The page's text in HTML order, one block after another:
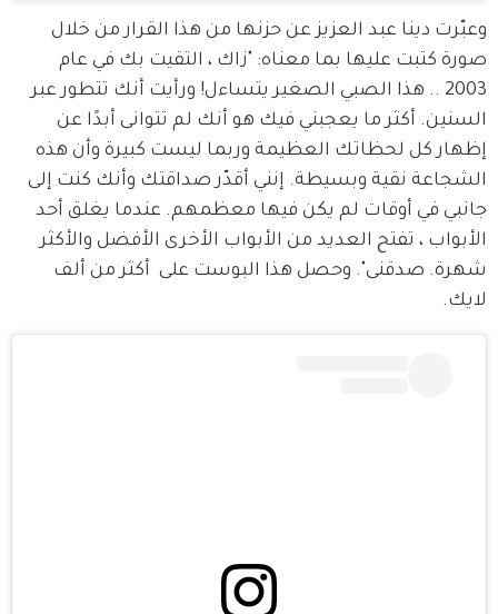
وعبّرت دينا عبد العزيز عن حزنها من هذا القرار من خلال
صورة كتبت عليها بما معناه: "زاك ، التقيت بك في عام
2003 .. هذا الصبي الصغير يتساءل! ورأيت أنك تتطور عبر
السنين. أكثر ما يعجبني فيك هو أنك لم تتوانى أبدًا عن
إظهار كل لحظاتك العظيمة وربما ليست كبيرة وأن هذه
الشجاعة نقية وبسيطة. إنني أقدّر صداقتك وأنك كنت إلى
جانبي في أوقات لم يكن فيها معظمهم. عندما يغلق أحد
الأبواب ، تفتح العديد من الأبواب الأخرى الأفضل والأكثر
شهرة. صدقنى". وحصل هذا البوست على  أكثر من ألف
لايك.